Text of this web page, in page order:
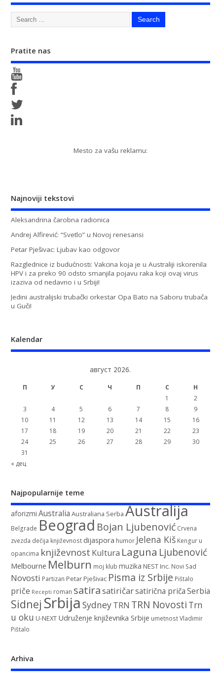
Pratite nas
Mesto za vašu reklamu:
Najnoviji tekstovi
Aleksandrina čarobna radionica
Andrej Alfirević: “Svetlo” u Novoj renesansi
Petar Pješivac: Ljubav kao odgovor
Razglednice iz budućnosti: Vakcina koja je u Australiji iskorenila
HPV i za preko 90 odsto smanjila pojavu raka koji ovaj virus
izaziva od nedavno i u Srbiji!
Jedini australijski trubački orkestar Opa Bato na Saboru trubača
u Guči!
Kalendar
август 2026.
П У С Ч П С
Н
1
2
3
4 5 6 7 8
9
10
11 12 13 14 15
16
17
18 19 20 21 22
23
24
25 26 27 28 29
30
31
« дец
Najpopularnije teme
aforizmi Australia Australiana Serba Australija
Belgrade Beograd Bojan Ljubenović Crvena
zvezda dečija književnostdijaspora humor Jelena Kiš Kengur u
opancima književnost Kultura Laguna Ljubenović
Melbourne Melburn moj klub muzika NEST Inc. Novi Sad
Novosti Partizan Petar Pješivac Pisma iz Srbije Pištalo
priče Recepti roman satirasatiričarsatirična pričaSerbia
Sidnej Srbija SydneyTRN TRN Novosti Trn
u oku U-NEXT Udruženje književnika Srbije umetnostVladimir
Pištalo
Arhiva